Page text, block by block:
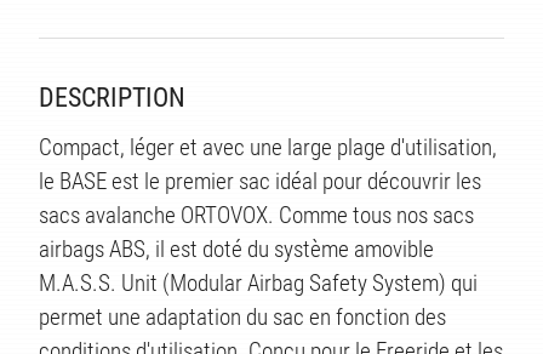
DESCRIPTION
Compact, léger et avec une large plage d'utilisation,
le BASE est le premier sac idéal pour découvrir les
sacs avalanche ORTOVOX. Comme tous nos sacs
airbags ABS, il est doté du système amovible
M.A.S.S. Unit (Modular Airbag Safety System) qui
permet une adaptation du sac en fonction des